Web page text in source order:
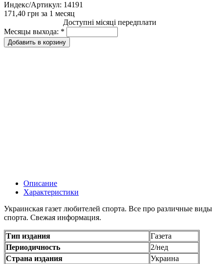
Индекс/Артикул: 14191
171,40 грн за 1 месяц
Доступні місяці передплати
Месяцы выхода: *
Описание
Характеристики
Украинская газет любителей спорта. Все про различные виды
спорта. Свежая информация.
Тип издания
Газета
Периодичность
2/нед
Страна издания
Украина